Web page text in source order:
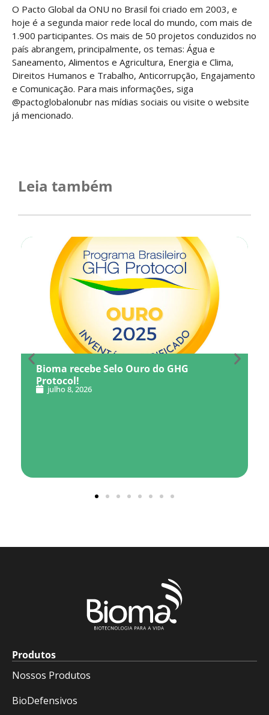
O Pacto Global da ONU no Brasil foi criado em 2003, e
hoje é a segunda maior rede local do mundo, com mais de
1.900 participantes. Os mais de 50 projetos conduzidos no
país abrangem, principalmente, os temas: Água e
Saneamento, Alimentos e Agricultura, Energia e Clima,
Direitos Humanos e Trabalho, Anticorrupção, Engajamento
e Comunicação. Para mais informações, siga
@pactoglobalonubr nas mídias sociais ou visite o website
já mencionado.
Leia também
Bioma recebe Selo Ouro do GHG
Protocol!
julho 8, 2026
Produtos
Nossos Produtos
BioDefensivos